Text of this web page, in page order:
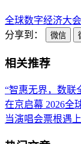
全球数字经济大会
分享到：
微信
相关推荐
“智惠无界，数联
在京启幕 2026全
当演唱会票根遇